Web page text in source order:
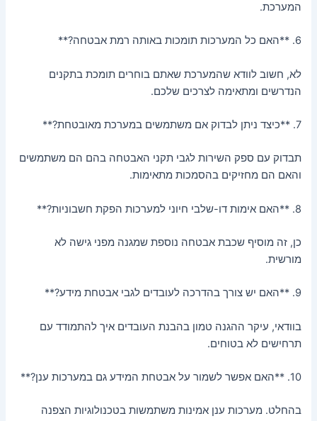
המערכת.
6. **האם כל המערכות תומכות באותה רמת אבטחה?**
לא, חשוב לוודא שהמערכת שאתם בוחרים תומכת בתקנים
הנדרשים ומתאימה לצרכים שלכם.
7. **כיצד ניתן לבדוק אם משתמשים במערכת מאובטחת?**
תבדוק עם ספק השירות לגבי תקני האבטחה בהם הם משתמשים
והאם הם מחזיקים בהסמכות מתאימות.
8. **האם אימות דו-שלבי חיוני למערכות הפקת חשבוניות?**
כן, זה מוסיף שכבת אבטחה נוספת שמגנה מפני גישה לא
מורשית.
9. **האם יש צורך בהדרכה לעובדים לגבי אבטחת מידע?**
בוודאי, עיקר ההגנה טמון בהבנת העובדים איך להתמודד עם
תרחישים לא בטוחים.
10. **האם אפשר לשמור על אבטחת המידע גם במערכות ענן?**
בהחלט. מערכות ענן אמינות משתמשות בטכנולוגיות הצפנה